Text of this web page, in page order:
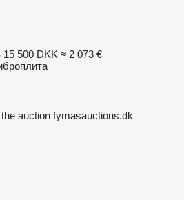
15 500 DKK ≈ 2 073 €
auction fymasauctions.dk